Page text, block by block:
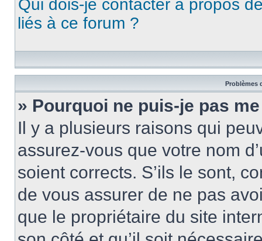
Qui dois-je contacter à propos
liés à ce forum ?
Problèmes
» Pourquoi ne puis-je pas
Il y a plusieurs raisons qui
assurez-vous que votre nom
soient corrects. S’ils le sont,
de vous assurer de ne pas
que le propriétaire du site